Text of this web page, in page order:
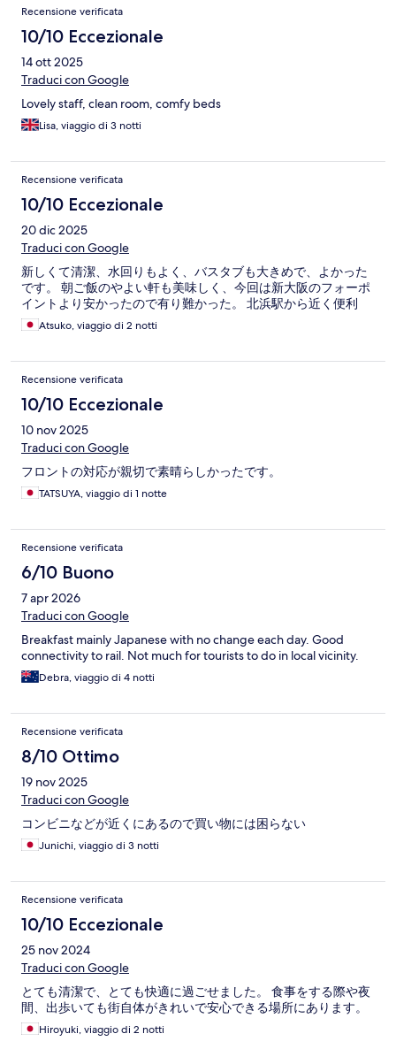
Recensione verificata
10/10 Eccezionale
14 ott 2025
Traduci con Google
Lovely staff, clean room, comfy beds
Lisa, viaggio di 3 notti
Recensione verificata
10/10 Eccezionale
20 dic 2025
Traduci con Google
新しくて清潔、水回りもよく、バスタブも大きめで、よかった
です。 朝ご飯のやよい軒も美味しく、今回は新大阪のフォーポ
イントより安かったので有り難かった。 北浜駅から近く便利
Atsuko, viaggio di 2 notti
Recensione verificata
10/10 Eccezionale
10 nov 2025
Traduci con Google
フロントの対応が親切で素晴らしかったです。
TATSUYA, viaggio di 1 notte
Recensione verificata
6/10 Buono
7 apr 2026
Traduci con Google
Breakfast mainly Japanese with no change each day. Good
connectivity to rail. Not much for tourists to do in local vicinity.
Debra, viaggio di 4 notti
Recensione verificata
8/10 Ottimo
19 nov 2025
Traduci con Google
コンビニなどが近くにあるので買い物には困らない
Junichi, viaggio di 3 notti
Recensione verificata
10/10 Eccezionale
25 nov 2024
Traduci con Google
とても清潔で、とても快適に過ごせました。 食事をする際や夜
間、出歩いても街自体がきれいで安心できる場所にあります。
Hiroyuki, viaggio di 2 notti